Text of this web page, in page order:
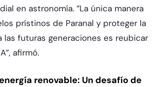
en astronomía. “La única manera
prístinos de Paranal y proteger la
las futuras generaciones es reubicar
afirmó.
renovable: Un desafío de